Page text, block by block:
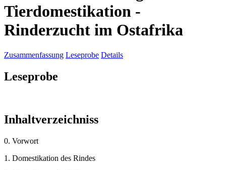
Tierdomestikation -
Rinderzucht im Ostafrika
Zusammenfassung Leseprobe Details
Leseprobe
Inhaltverzeichniss
0. Vorwort
1. Domestikation des Rindes